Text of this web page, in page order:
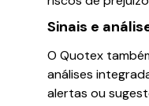
Sinais e
O Quotex
análises
alertas ou